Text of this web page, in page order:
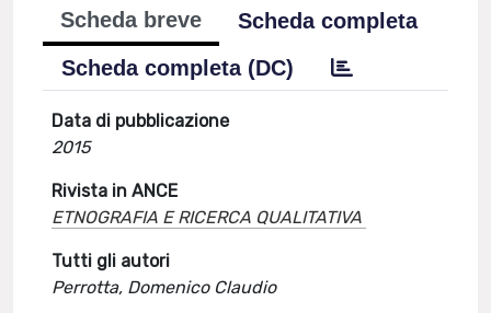
Scheda breve
Scheda completa
Scheda completa (DC)
Data di pubblicazione
2015
Rivista in ANCE
ETNOGRAFIA E RICERCA QUALITATIVA
Tutti gli autori
Perrotta, Domenico Claudio